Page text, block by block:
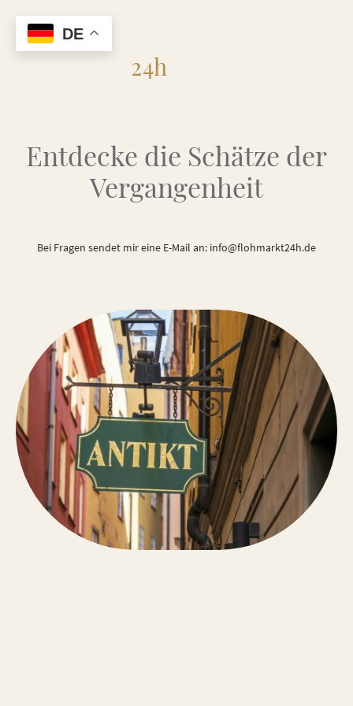
24h
Entdecke die Schätze der
Vergangenheit
Bei Fragen sendet mir eine E-Mail an: info@flohmarkt24h.de
DE